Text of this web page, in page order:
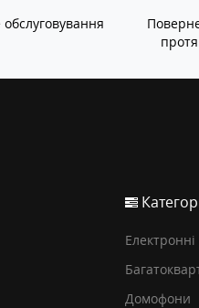
обслуговування
Домофони